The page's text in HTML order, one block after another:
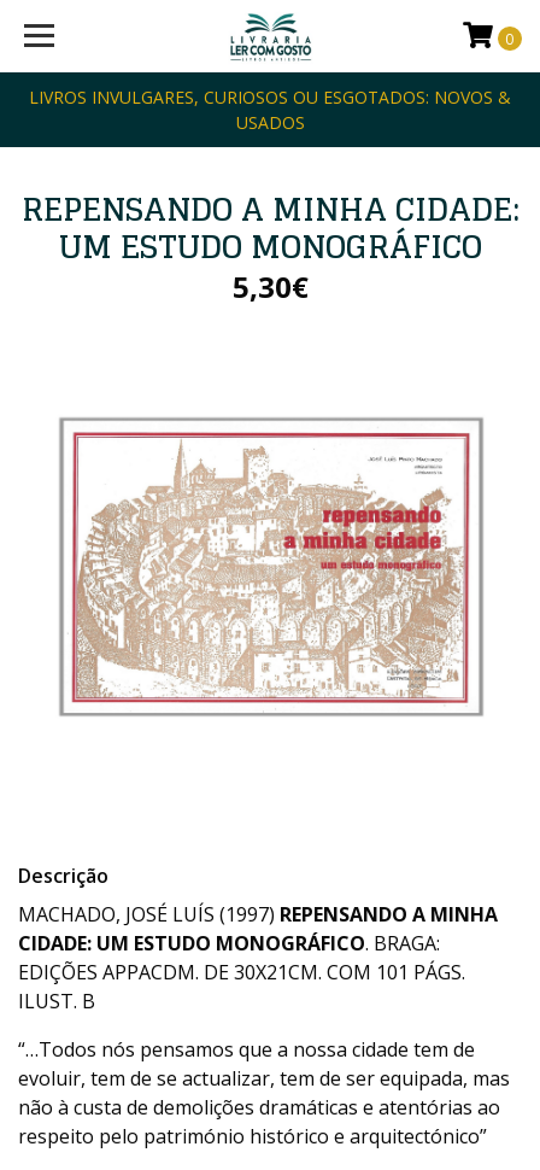
LIVROS INVULGARES, CURIOSOS OU ESGOTADOS: NOVOS &
USADOS
0
REPENSANDO A MINHA CIDADE:
UM ESTUDO MONOGRÁFICO
5,30€
Descrição
MACHADO, JOSÉ LUÍS (1997) REPENSANDO A MINHA
CIDADE: UM ESTUDO MONOGRÁFICO. BRAGA:
EDIÇÕES APPACDM. DE 30X21CM. COM 101 PÁGS.
ILUST. B
“…Todos nós pensamos que a nossa cidade tem de
evoluir, tem de se actualizar, tem de ser equipada, mas
não à custa de demolições dramáticas e atentórias ao
respeito pelo património histórico e arquitectónico”